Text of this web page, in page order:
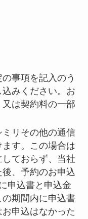
事項を記入のう
みください。お
は契約料の一部
リその他の通信
す。この場合は
ておらず、当社
、予約のお申込
申込書と申込金
期間内に申込書
申込はなかった